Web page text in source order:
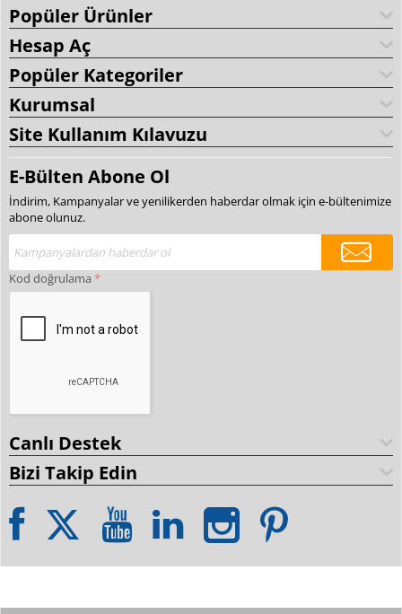
Popüler Ürünler
Hesap Aç
Popüler Kategoriler
Kurumsal
Site Kullanım Kılavuzu
E-Bülten Abone Ol
İndirim, Kampanyalar ve yenilikerden haberdar olmak için e-bültenimize
abone olunuz.
Kod doğrulama
Canlı Destek
Bizi Takip Edin